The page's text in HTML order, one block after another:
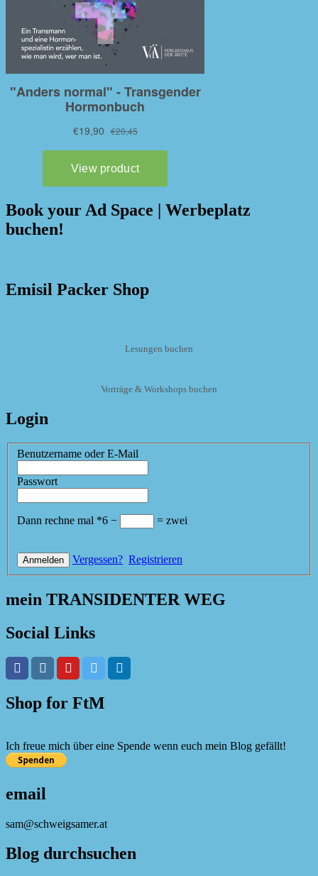
Book your Ad Space | Werbeplatz
buchen!
Emisil Packer Shop
Lesungen buchen
Vorträge & Workshops buchen
Login
Benutzername oder E-Mail
Passwort
Dann rechne mal *6 − = zwei
Vergessen? Registrieren
mein TRANSIDENTER WEG
Social Links
Shop for FtM
Ich freue mich über eine Spende wenn euch mein Blog gefällt!
email
sam@schweigsamer.at
Blog durchsuchen